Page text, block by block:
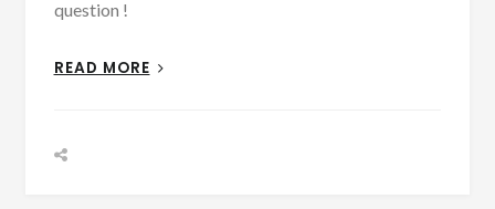
question !
READ MORE